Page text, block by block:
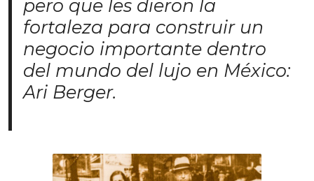
pero que les dieron la
fortaleza para construir un
negocio importante dentro
del mundo del lujo en México:
Ari Berger.